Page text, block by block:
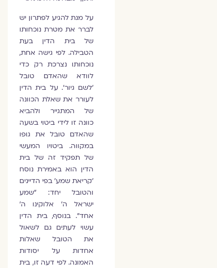
על מנת להגיע לפתרון יש
לברר את מטרת נוכחותו
של בית הדין בעת
הטבילה. לפי גישה אחת,
נוכחותו נצרכת רק כדי
לוודא שהאדם טובל
'לשם גיור'. על בית הדין
לעורר את שאלת הכוונה
של המתגייר ולהביא
כוונה זו לידי ביטוי בשעה
שהאדם טובל את גופו
במקווה. ביטויו המעשי
של תפקיד זה של בית
הדין הוא באמירת נוסח
'קריאת שמע' בפי הדיינים
והטובל יחד: "שמע
ישראל ה' אלוקינו ה'
אחד". בנוסף, בית הדין
עשוי לעתים גם לשאול
את הטובל שאלות
אחדות על יסודות
האמונה. לפי דעה זו, בית